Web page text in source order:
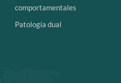
comportamentales
Patología dual